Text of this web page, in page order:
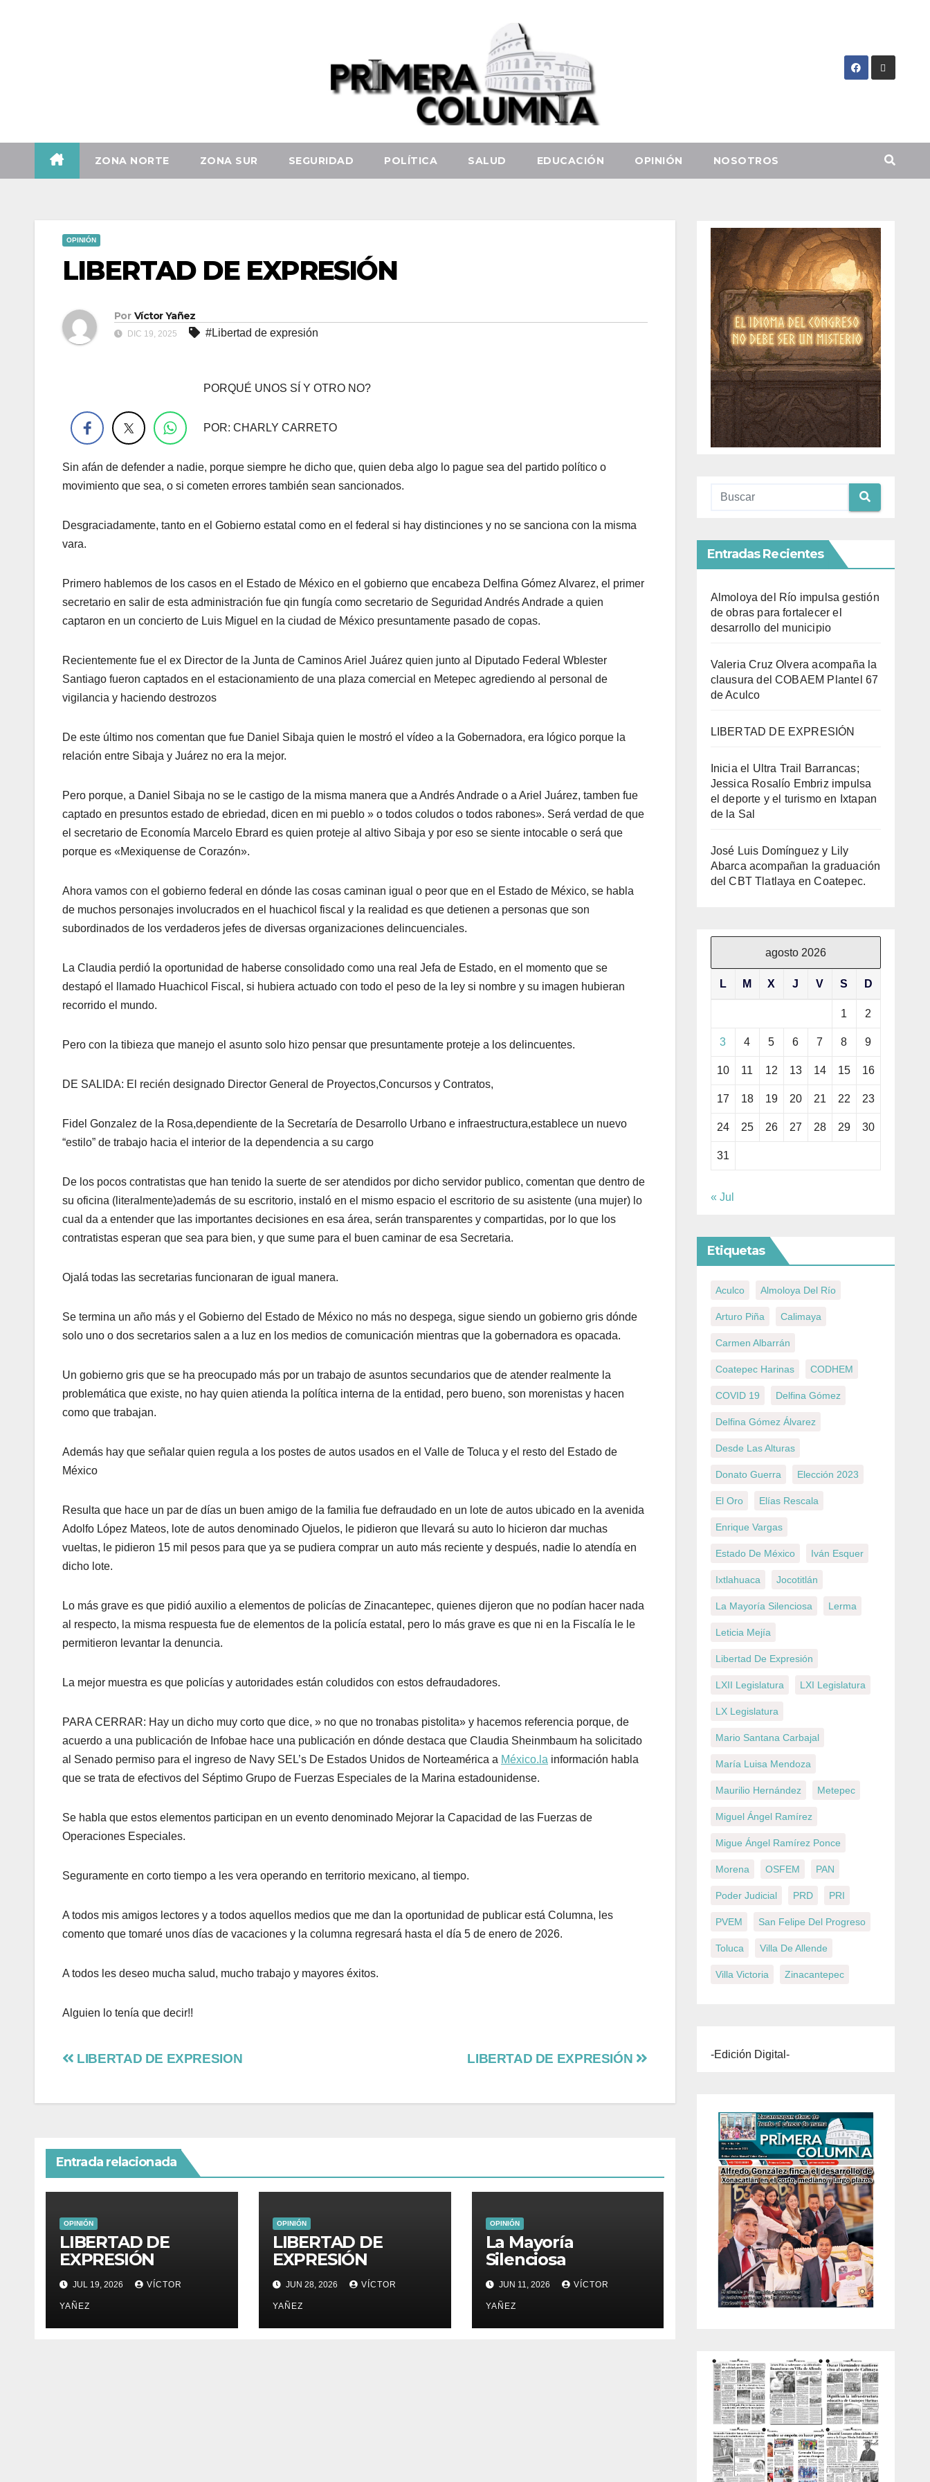
ZONA NORTE ZONA SUR SEGURIDAD POLÍTICA SALUD EDUCACIÓN OPINIÓN NOSOTROS
OPINIÓN
LIBERTAD DE EXPRESIÓN
Por Víctor Yañez
DIC 19, 2025 #Libertad de expresión
PORQUÉ UNOS SÍ Y OTRO NO?
POR: CHARLY CARRETO
Sin afán de defender a nadie, porque siempre he dicho que, quien deba algo lo pague sea del partido político o
movimiento que sea, o si cometen errores también sean sancionados.
Desgraciadamente, tanto en el Gobierno estatal como en el federal si hay distinciones y no se sanciona con la misma
vara.
Primero hablemos de los casos en el Estado de México en el gobierno que encabeza Delfina Gómez Alvarez, el primer
secretario en salir de esta administración fue qin fungía como secretario de Seguridad Andrés Andrade a quien
captaron en un concierto de Luis Miguel en la ciudad de México presuntamente pasado de copas.
Recientemente fue el ex Director de la Junta de Caminos Ariel Juárez quien junto al Diputado Federal Wblester
Santiago fueron captados en el estacionamiento de una plaza comercial en Metepec agrediendo al personal de
vigilancia y haciendo destrozos
De este último nos comentan que fue Daniel Sibaja quien le mostró el vídeo a la Gobernadora, era lógico porque la
relación entre Sibaja y Juárez no era la mejor.
Pero porque, a Daniel Sibaja no se le castigo de la misma manera que a Andrés Andrade o a Ariel Juárez, tamben fue
captado en presuntos estado de ebriedad, dicen en mi pueblo » o todos coludos o todos rabones». Será verdad de que
el secretario de Economía Marcelo Ebrard es quien proteje al altivo Sibaja y por eso se siente intocable o será que
porque es «Mexiquense de Corazón».
Ahora vamos con el gobierno federal en dónde las cosas caminan igual o peor que en el Estado de México, se habla
de muchos personajes involucrados en el huachicol fiscal y la realidad es que detienen a personas que son
subordinados de los verdaderos jefes de diversas organizaciones delincuenciales.
La Claudia perdió la oportunidad de haberse consolidado como una real Jefa de Estado, en el momento que se
destapó el llamado Huachicol Fiscal, si hubiera actuado con todo el peso de la ley si nombre y su imagen hubieran
recorrido el mundo.
Pero con la tibieza que manejo el asunto solo hizo pensar que presuntamente proteje a los delincuentes.
DE SALIDA: El recién designado Director General de Proyectos,Concursos y Contratos,
Fidel Gonzalez de la Rosa,dependiente de la Secretaría de Desarrollo Urbano e infraestructura,establece un nuevo
“estilo” de trabajo hacia el interior de la dependencia a su cargo
De los pocos contratistas que han tenido la suerte de ser atendidos por dicho servidor publico, comentan que dentro de
su oficina (literalmente)además de su escritorio, instaló en el mismo espacio el escritorio de su asistente (una mujer) lo
cual da a entender que las importantes decisiones en esa área, serán transparentes y compartidas, por lo que los
contratistas esperan que sea para bien, y que sume para el buen caminar de esa Secretaria.
Ojalá todas las secretarias funcionaran de igual manera.
Se termina un año más y el Gobierno del Estado de México no más no despega, sigue siendo un gobierno gris dónde
solo uno o dos secretarios salen a a luz en los medios de comunicación mientras que la gobernadora es opacada.
Un gobierno gris que se ha preocupado más por un trabajo de asuntos secundarios que de atender realmente la
problemática que existe, no hay quien atienda la política interna de la entidad, pero bueno, son morenistas y hacen
como que trabajan.
Además hay que señalar quien regula a los postes de autos usados en el Valle de Toluca y el resto del Estado de
México
Resulta que hace un par de días un buen amigo de la familia fue defraudado en un lote de autos ubicado en la avenida
Adolfo López Mateos, lote de autos denominado Ojuelos, le pidieron que llevará su auto lo hicieron dar muchas
vueltas, le pidieron 15 mil pesos para que ya se pudiera comprar un auto más reciente y después, nadie lo atendía en
dicho lote.
Lo más grave es que pidió auxilio a elementos de policías de Zinacantepec, quienes dijeron que no podían hacer nada
al respecto, la misma respuesta fue de elementos de la policía estatal, pero lo más grave es que ni en la Fiscalía le le
permitieron levantar la denuncia.
La mejor muestra es que policías y autoridades están coludidos con estos defraudadores.
PARA CERRAR: Hay un dicho muy corto que dice, » no que no tronabas pistolita» y hacemos referencia porque, de
acuerdo a una publicación de Infobae hace una publicación en dónde destaca que Claudia Sheinmbaum ha solicitado
al Senado permiso para el ingreso de Navy SEL’s De Estados Unidos de Norteamérica a México.la información habla
que se trata de efectivos del Séptimo Grupo de Fuerzas Especiales de la Marina estadounidense.
Se habla que estos elementos participan en un evento denominado Mejorar la Capacidad de las Fuerzas de
Operaciones Especiales.
Seguramente en corto tiempo a les vera operando en territorio mexicano, al tiempo.
A todos mis amigos lectores y a todos aquellos medios que me dan la oportunidad de publicar está Columna, les
comento que tomaré unos días de vacaciones y la columna regresará hasta el día 5 de enero de 2026.
A todos les deseo mucha salud, mucho trabajo y mayores éxitos.
Alguien lo tenía que decir!!
LIBERTAD DE EXPRESIÓN
LIBERTAD DE EXPRESION
Entrada relacionada
OPINIÓN
LIBERTAD DE
EXPRESIÓN
JUL 19, 2026 VÍCTOR
YAÑEZ
OPINIÓN
LIBERTAD DE
EXPRESIÓN
JUN 28, 2026 VÍCTOR
YAÑEZ
OPINIÓN
La Mayoría
Silenciosa
JUN 11, 2026 VÍCTOR
YAÑEZ
Entradas Recientes
Almoloya del Río impulsa gestión
de obras para fortalecer el
desarrollo del municipio
Valeria Cruz Olvera acompaña la
clausura del COBAEM Plantel 67
de Aculco
LIBERTAD DE EXPRESIÓN
Inicia el Ultra Trail Barrancas;
Jessica Rosalío Embriz impulsa
el deporte y el turismo en Ixtapan
de la Sal
José Luis Domínguez y Lily
Abarca acompañan la graduación
del CBT Tlatlaya en Coatepec.
agosto 2026
L M X J V S D
1 2
3 4 5 6 7 8 9
10 11 12 13 14 15 16
17 18 19 20 21 22 23
24 25 26 27 28 29 30
31
« Jul
Etiquetas
Aculco Almoloya Del Río
Arturo Piña Calimaya
Carmen Albarrán
Coatepec Harinas CODHEM
COVID 19 Delfina Gómez
Delfina Gómez Álvarez
Desde Las Alturas
Donato Guerra Elección 2023
El Oro Elías Rescala
Enrique Vargas
Estado De México Iván Esquer
Ixtlahuaca Jocotitlán
La Mayoría Silenciosa Lerma
Leticia Mejía
Libertad De Expresión
LXII Legislatura LXI Legislatura
LX Legislatura
Mario Santana Carbajal
María Luisa Mendoza
Maurilio Hernández Metepec
Miguel Ángel Ramírez
Migue Ángel Ramírez Ponce
Morena OSFEM PAN
Poder Judicial PRD PRI
PVEM San Felipe Del Progreso
Toluca Villa De Allende
Villa Victoria Zinacantepec
-Edición Digital-